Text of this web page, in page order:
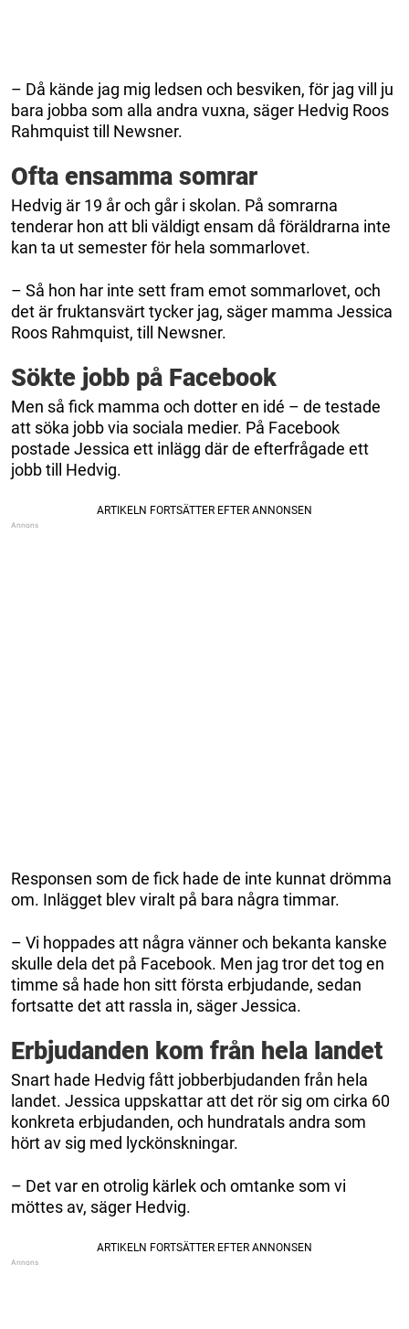
– Då kände jag mig ledsen och besviken, för jag vill ju
bara jobba som alla andra vuxna, säger Hedvig Roos
Rahmquist till Newsner.
Ofta ensamma somrar
Hedvig är 19 år och går i skolan. På somrarna
tenderar hon att bli väldigt ensam då föräldrarna inte
kan ta ut semester för hela sommarlovet.
– Så hon har inte sett fram emot sommarlovet, och
det är fruktansvärt tycker jag, säger mamma Jessica
Roos Rahmquist, till Newsner.
Sökte jobb på Facebook
Men så fick mamma och dotter en idé – de testade
att söka jobb via sociala medier. På Facebook
postade Jessica ett inlägg där de efterfrågade ett
jobb till Hedvig.
Responsen som de fick hade de inte kunnat drömma
om. Inlägget blev viralt på bara några timmar.
– Vi hoppades att några vänner och bekanta kanske
skulle dela det på Facebook. Men jag tror det tog en
timme så hade hon sitt första erbjudande, sedan
fortsatte det att rassla in, säger Jessica.
Erbjudanden kom från hela landet
Snart hade Hedvig fått jobberbjudanden från hela
landet. Jessica uppskattar att det rör sig om cirka 60
konkreta erbjudanden, och hundratals andra som
hört av sig med lyckönskningar.
– Det var en otrolig kärlek och omtanke som vi
möttes av, säger Hedvig.